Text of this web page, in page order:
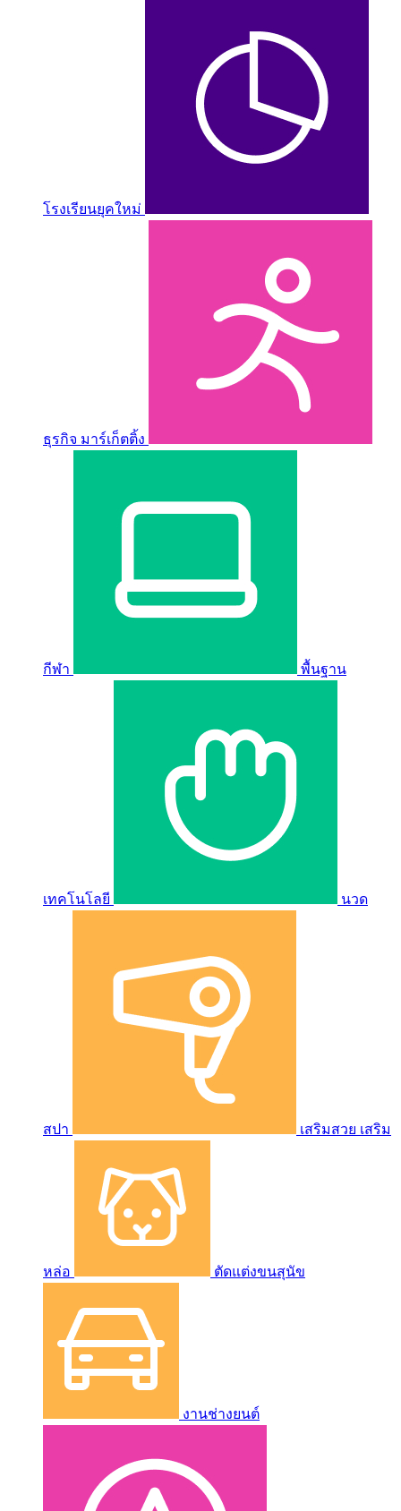
โรงเรียนยุคใหม่
ธุรกิจ มาร์เก็ตติ้ง
กีฬา พื้นฐาน
เทคโนโลยี นวด
สปา เสริมสวย เสริม
หล่อ ตัดแต่งขนสุนัข
งานช่างยนต์